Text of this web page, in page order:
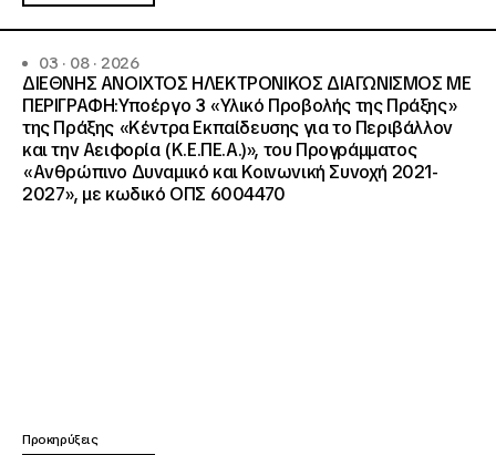
03 · 08 · 2026
ΔΙΕΘΝΗΣ ΑΝΟΙΧΤΟΣ ΗΛΕΚΤΡΟΝΙΚΟΣ ΔΙΑΓΩΝΙΣΜΟΣ ΜΕ
ΠΕΡΙΓΡΑΦΗ:Υποέργο 3 «Υλικό Προβολής της Πράξης»
της Πράξης «Κέντρα Εκπαίδευσης για το Περιβάλλον
και την Αειφορία (Κ.Ε.ΠΕ.Α.)», του Προγράμματος
«Ανθρώπινο Δυναμικό και Κοινωνική Συνοχή 2021-
2027», με κωδικό ΟΠΣ 6004470
Προκηρύξεις